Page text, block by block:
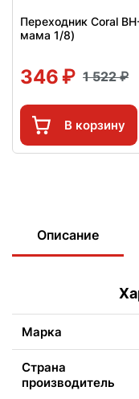
Переходник Coral
мама 1/8)
346 1 522
В корзину
Описание
Марка
Страна
производитель